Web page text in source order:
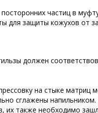
частиц в
для защиты кожухов от
должен
на стыке
сглажены
их также необходимо